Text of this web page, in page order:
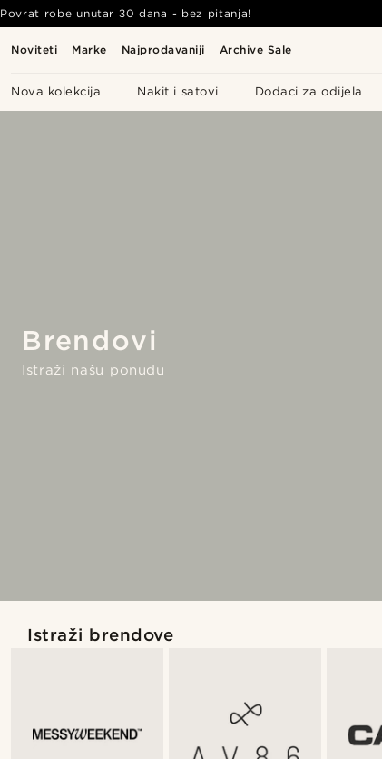
Noviteti Marke Najprodavaniji Archive Sale
Nova kolekcija Nakit i satovi Dodaci za odijela
Povrat robe unutar 30 dana - bez pitanja!
Brendovi
Istraži našu ponudu
Istraži brendove